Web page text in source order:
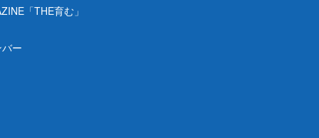
「THE育む」
ー